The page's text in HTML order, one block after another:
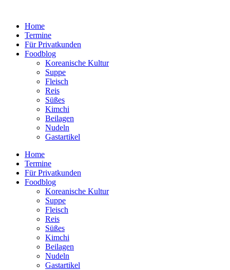
wechselnHome
Termine
Für Privatkunden
Foodblog
Koreanische Kultur
Suppe
Fleisch
Reis
Süßes
Kimchi
Beilagen
Nudeln
Gastartikel
Home
Termine
Für Privatkunden
Foodblog
Koreanische Kultur
Suppe
Fleisch
Reis
Süßes
Kimchi
Beilagen
Nudeln
Gastartikel